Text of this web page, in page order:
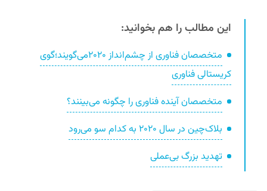
این مطالب را هم بخوانید:
متخصصان فناوری از چشم‌انداز ۲۰۲۰می‌گویند؛گوی
کریستالی فناوری
متخصصان آینده فناوری را چگونه می‌بینند؟
بلاک‌چین در سال ۲۰۲۰ به کدام سو می‌رود
تهدید بزرگ بی‌عملی